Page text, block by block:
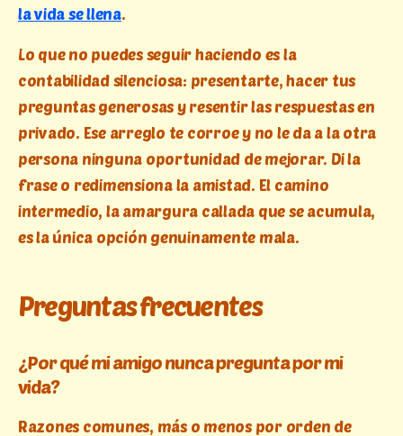
la vida se llena.
Lo que no puedes seguir haciendo es la
contabilidad silenciosa: presentarte, hacer tus
preguntas generosas y resentir las respuestas en
privado. Ese arreglo te corroe y no le da a la otra
persona ninguna oportunidad de mejorar. Di la
frase o redimensiona la amistad. El camino
intermedio, la amargura callada que se acumula,
es la única opción genuinamente mala.
Preguntas frecuentes
¿Por qué mi amigo nunca pregunta por mi
vida?
Razones comunes, más o menos por orden de